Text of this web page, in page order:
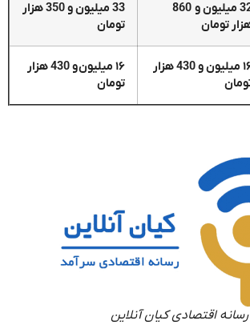
32 میلیون و 860
تومان
33 میلیون و 350 هزار
تومان
۱۶ میلیون و 430 هزار
۱۶ میلیون و 430 هزار
تومان
رسانه اقتصادی کیان آنلاین